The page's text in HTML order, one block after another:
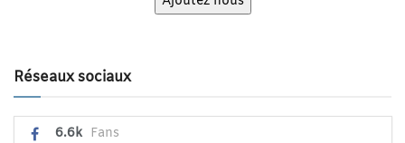
Réseaux sociaux
6.6k Fans